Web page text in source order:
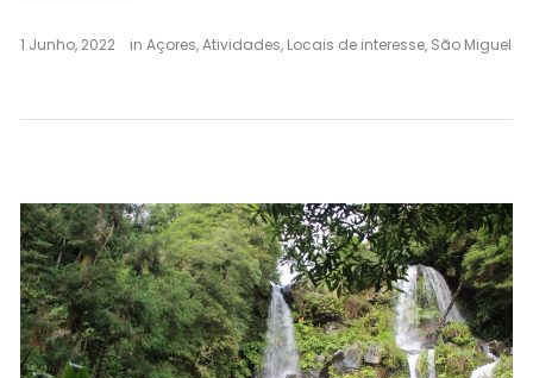
1 Junho, 2022 inAçores,Atividades, Locais de interesse, São Miguel